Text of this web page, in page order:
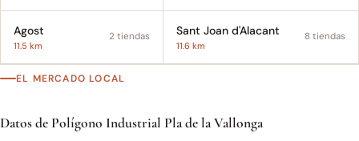
Agost
11.5 km
2 tiendas Sant Joan d'Alacant
11.6 km
8 tiendas
EL MERCADO LOCAL
Datos de Polígono Industrial Pla de la Vallonga